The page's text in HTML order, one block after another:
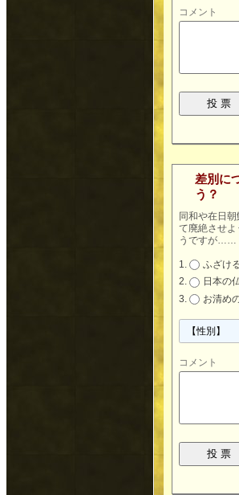
コメント
差別に
う？
同和や在日
て廃絶させ
うですが……
ふざけ
日本の
お清め
コメント